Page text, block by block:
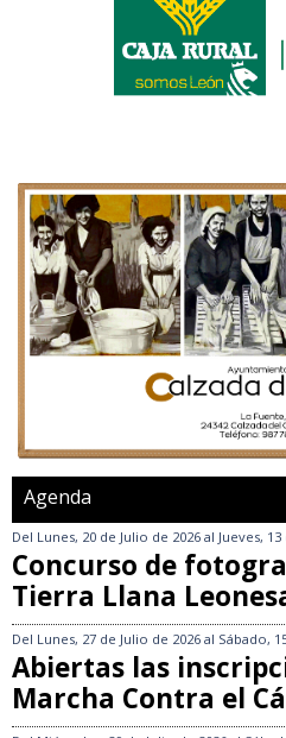
Agenda
Del Lunes, 20 de Julio de 2026 al Jueves,
Concurso de
Tierra Llana
Del Lunes, 27 de Julio de 2026 al Sábado,
Abiertas las
Marcha Contra el